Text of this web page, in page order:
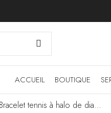
ACCUEIL BOUTIQUE
Bracelet tennis à halo de diamants et pierres précieuses